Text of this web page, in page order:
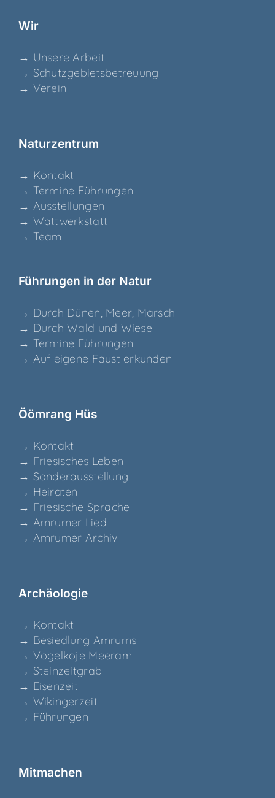
Wir
→ Unse­re Arbeit
→ Schutz­ge­biets­be­treu­ung
→ Ver­ein
Natur­zen­trum
→ Kon­takt
→ Ter­mi­ne Führungen
→ Aus­stel­lun­gen
→ Watt­werk­statt
→ Team
Füh­run­gen in der Natur
→ Durch Dünen, Meer, Marsch
→ Durch Wald und Wiese
→ Ter­mi­ne Führungen
→ Auf eige­ne Faust erkunden
Ööm­rang Hüs
→ Kon­takt
→ Frie­si­sches Leben
→ Son­der­aus­stel­lung
→ Hei­ra­ten
→ Frie­si­sche Sprache
→ Amru­mer Lied
→ Amru­mer Archiv
Archäo­lo­gie
→ Kon­takt
→ Besied­lung Amrums
→ Vogel­ko­je Meeram
→ Stein­zeit­grab
→ Eisen­zeit
→ Wikin­ger­zeit
→ Füh­run­gen
Mit­ma­chen